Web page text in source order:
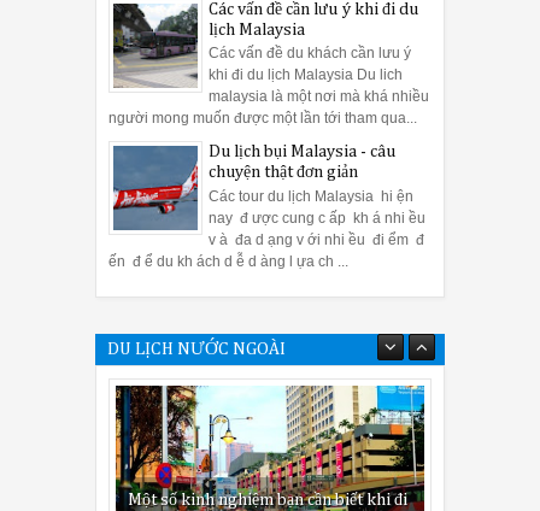
Các vấn đề cần lưu ý khi đi du
lịch Malaysia
Các vấn đề du khách cần lưu ý
khi đi du lịch Malaysia Du lich
malaysia là một nơi mà khá nhiều
người mong muốn được một lần tới tham qua...
Du lịch bụi Malaysia - câu
chuyện thật đơn giản
Các tour du lịch Malaysia hi ện
nay đ ược cung c ấp kh á nhi ều
v à đa d ạng v ới nhi ều đi ểm đ
ến đ ể du kh ách d ễ d àng l ựa ch ...
DU LỊCH NƯỚC NGOÀI
Một số kinh nghiệm bạn cần biết khi đi